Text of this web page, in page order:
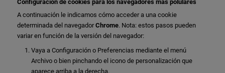
Configuración de cookies para los navegadores más polulares
A continuación le indicamos cómo acceder a una cookie
determinada del navegadorChrome. Nota: estos pasos pueden
variar en función de la versión del navegador:
Vaya a Configuración o Preferencias mediante el menú
Archivo o bien pinchando el icono de personalización que
aparece arriba a la derecha.